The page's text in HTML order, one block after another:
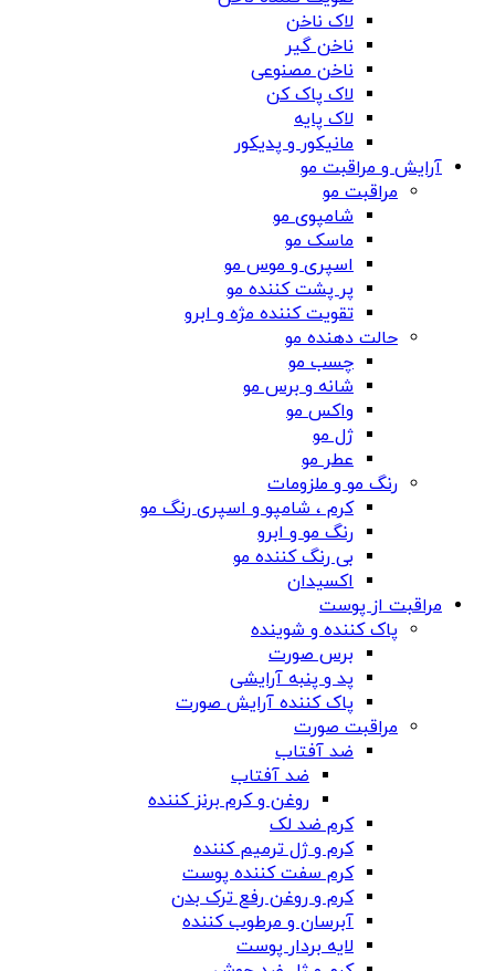
لاک ناخن
ناخن گیر
ناخن مصنوعی
لاک پاک کن
لاک پایه
مانیکور و پدیکور
آرایش و مراقبت مو
مراقبت مو
شامپوی مو
ماسک مو
اسپری و موس مو
پر پشت کننده مو
تقویت کننده مژه و ابرو
حالت دهنده مو
چسب مو
شانه‌ و برس مو
واکس مو
ژل مو
عطر مو
رنگ مو و ملزومات
کرم ، شامپو و اسپری رنگ مو
رنگ مو و ابرو
بی رنگ کننده مو
اکسیدان
مراقبت از پوست
پاک کننده و شوینده
برس صورت
پد و پنبه آرایشی
پاک کننده آرایش صورت
مراقبت صورت
ضد آفتاب
ضد آفتاب
روغن و کرم برنز کننده
کرم ضد لک
کرم و ژل ترمیم کننده
کرم سفت کننده پوست
کرم و روغن رفع ترک بدن
آبرسان و مرطوب کننده
لایه بردار پوست